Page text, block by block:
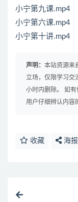
小宁第九课.mp4
小宁第六课.mp4
小宁第十讲.mp4
声明： 本站资源来
立场，仅限学习
小时内删除。 如
用户仔细辨认内容
收藏 海报